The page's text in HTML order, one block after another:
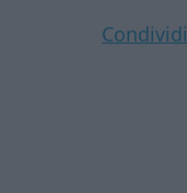
Condividi